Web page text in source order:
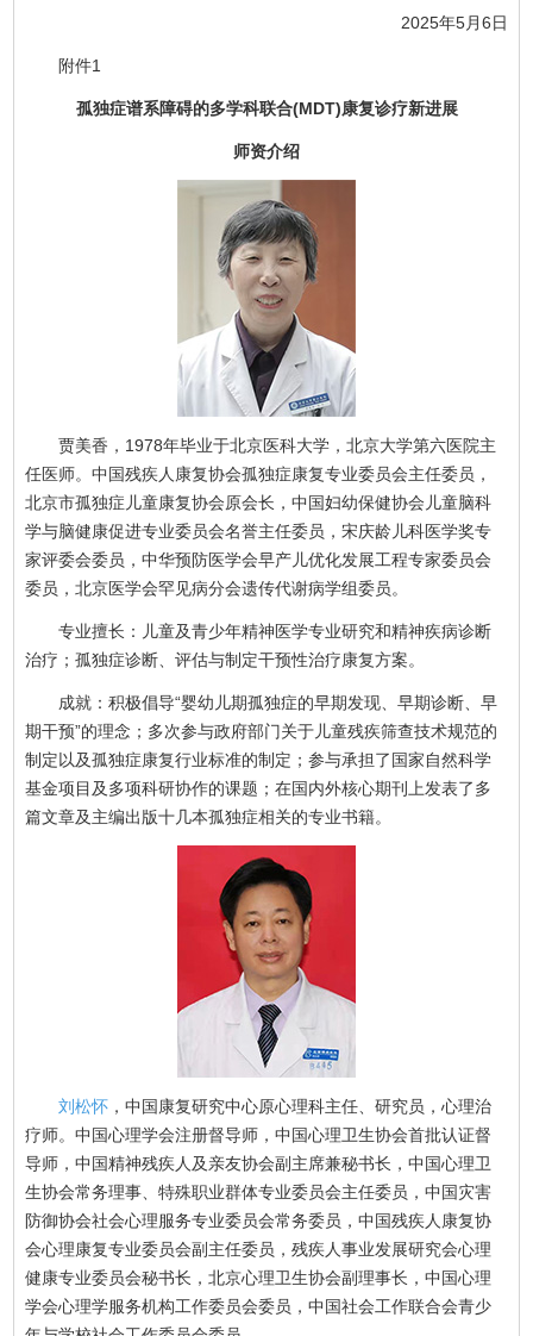
2025年5月6日
附件1
孤独症谱系障碍的多学科联合(MDT)康复诊疗新进展
师资介绍
贾美香，1978年毕业于北京医科大学，北京大学第六医院主
任医师。中国残疾人康复协会孤独症康复专业委员会主任委员，
北京市孤独症儿童康复协会原会长，中国妇幼保健协会儿童脑科
学与脑健康促进专业委员会名誉主任委员，宋庆龄儿科医学奖专
家评委会委员，中华预防医学会早产儿优化发展工程专家委员会
委员，北京医学会罕见病分会遗传代谢病学组委员。
专业擅长：儿童及青少年精神医学专业研究和精神疾病诊断
治疗；孤独症诊断、评估与制定干预性治疗康复方案。
成就：积极倡导“婴幼儿期孤独症的早期发现、早期诊断、早
期干预”的理念；多次参与政府部门关于儿童残疾筛查技术规范的
制定以及孤独症康复行业标准的制定；参与承担了国家自然科学
基金项目及多项科研协作的课题；在国内外核心期刊上发表了多
篇文章及主编出版十几本孤独症相关的专业书籍。
刘松怀 ，中国康复研究中心原心理科主任、研究员，心理治
疗师。中国心理学会注册督导师，中国心理卫生协会首批认证督
导师，中国精神残疾人及亲友协会副主席兼秘书长，中国心理卫
生协会常务理事、特殊职业群体专业委员会主任委员，中国灾害
防御协会社会心理服务专业委员会常务委员，中国残疾人康复协
会心理康复专业委员会副主任委员，残疾人事业发展研究会心理
健康专业委员会秘书长，北京心理卫生协会副理事长，中国心理
学会心理学服务机构工作委员会委员，中国社会工作联合会青少